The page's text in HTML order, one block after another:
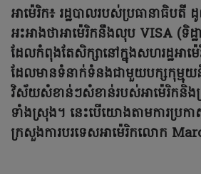
អាម៉េរិក៖ រដ្ឋបាលរបស់ប្រធានាធិបតី
អះអាងថាអាម៉េរិកនឹងលុប VISA (ទិដ្
ដែលកំពុងតែសិក្សានៅក្នុងសហរដ្ឋអាម៉
ដែលមានទំនាក់ទំនងជាមួយបក្សកុម្មុយ
វិស័យសំខាន់ៗសំខាន់របស់អាម៉េរិកនិងត្
ទាំងស្រុង។ នេះបើយោងតាមការប្រកា
ក្រសួងការបរទេសអាម៉េរិកលោក